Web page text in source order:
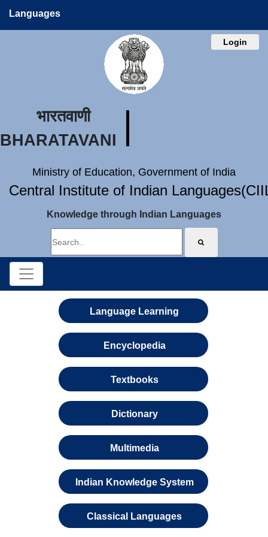
Languages
Login
भारतवाणी
BHARATAVANI
Ministry of Education, Government of India
Central Institute of Indian
Knowledge through Indian Languages
Language Learning
Encyclopedia
Textbooks
Dictionary
Multimedia
Indian Knowledge System
Classical Languages